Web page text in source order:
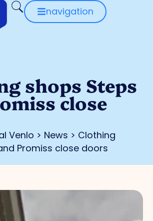
navigation
shops Steps
close
Venlo > News > Clothing
Promiss close doors